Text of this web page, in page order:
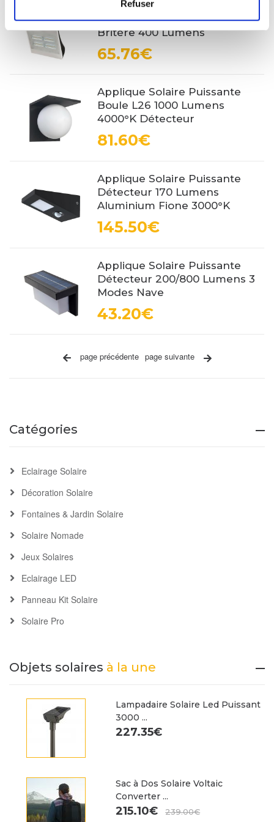
Refuser
Applique Solaire Puissante 3
Modes IP 65 Détecteur
Britère 400 Lumens
65.76€
Applique Solaire Puissante
Boule L26 1000 Lumens
4000°K Détecteur
81.60€
Applique Solaire Puissante
Détecteur 170 Lumens
Aluminium Fione 3000°K
145.50€
Applique Solaire Puissante
Détecteur 200/800 Lumens 3
Modes Nave
43.20€
page précédente page suivante
Catégories
Eclairage Solaire
Décoration Solaire
Fontaines & Jardin Solaire
Solaire Nomade
Jeux Solaires
Eclairage LED
Panneau Kit Solaire
Solaire Pro
Objets solaires à la une
Lampadaire Solaire Led Puissant
3000 ...
227.35€
Sac à Dos Solaire Voltaic
Converter ...
215.10€ 239.00€